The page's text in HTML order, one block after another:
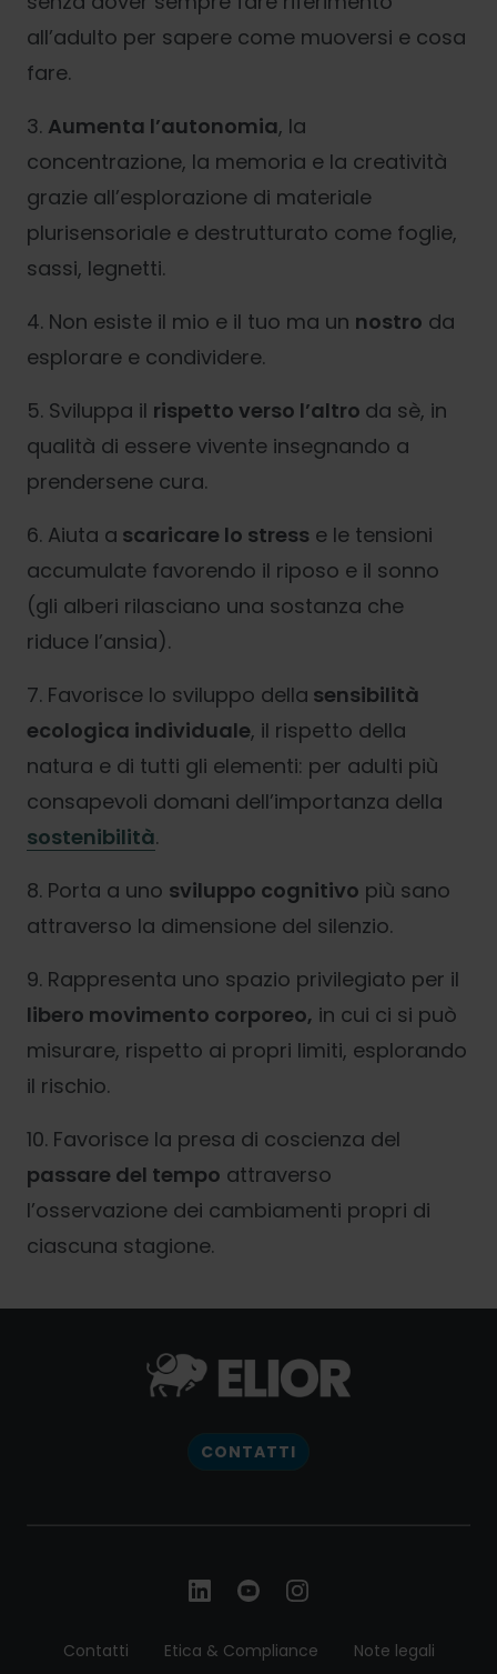
all’adulto per sapere come muoversi e cosa
fare.
3. Aumenta l’autonomia, la
concentrazione, la memoria e la creatività
grazie all’esplorazione di materiale
plurisensoriale e destrutturato come foglie,
sassi, legnetti.
4. Non esiste il mio e il tuo ma un nostro da
esplorare e condividere.
5. Sviluppa il rispetto verso l’altro da sè, in
qualità di essere vivente insegnando a
prendersene cura.
6. Aiuta a scaricare lo stress e le tensioni
accumulate favorendo il riposo e il sonno
(gli alberi rilasciano una sostanza che
riduce l’ansia).
7. Favorisce lo sviluppo della sensibilità
ecologica individuale, il rispetto della
natura e di tutti gli elementi: per adulti più
consapevoli domani dell’importanza della
sostenibilità.
8. Porta a uno sviluppo cognitivo più sano
attraverso la dimensione del silenzio.
9. Rappresenta uno spazio privilegiato per il
libero movimento corporeo, in cui ci si può
misurare, rispetto ai propri limiti, esplorando
il rischio.
10. Favorisce la presa di coscienza del
passare del tempo attraverso
l’osservazione dei cambiamenti propri di
ciascuna stagione.
CONTATTI
Contatti Etica & Compliance Note legali